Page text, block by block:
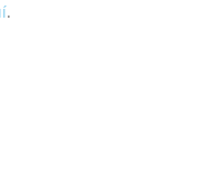
.